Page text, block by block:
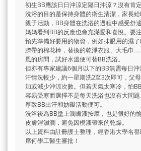
初生BB應該日日沖涼定隔日沖涼？沒有肯定
洗浴的目的是保持身體的衛生清潔，家長
親子活動，BB身體在洗浴的過程中感受舒
媽媽看到BB的反應也會充滿愛和喜悅。要
預先準備好要用的物資，例如抹眼用的濕
臍帶的棉花棒，替換的乾淨衣服、大毛巾
風的房間，試好水溫便可替BB洗浴。
但亦有專家建議6個月以下的BB無需每日
汗情況較少，約一星期洗2至3次即可，父
加或減少沖涼次數。但若天氣太寒冷，怕
容易受寒而選擇不是每天洗浴也沒有大問
厚致BB出汗和妨礙活動便可。
洗浴後為BB塗上潤膚液按摩，也是很好的
皮膚涅濕潤，避免因梘液帶來的乾燥。
以上資料由註冊護士整理，經香港大學名
席何學工醫生審批！